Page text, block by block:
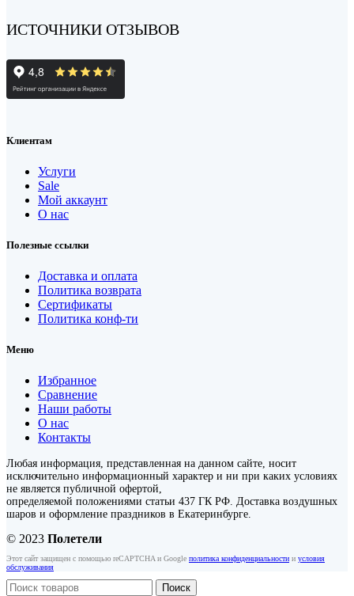
ИСТОЧНИКИ ОТЗЫВОВ
Клиентам
Услуги
Sale
Мой аккаунт
О нас
Полезные ссылки
Доставка и оплата
Политика возврата
Сертификаты
Политика конф-ти
Меню
Избранное
Сравнение
Наши работы
О нас
Контакты
Любая информация, представленная на данном сайте, носит
исключительно информационный характер и ни при каких условиях
не является публичной офертой,
определяемой положениями статьи 437 ГК РФ. Доставка воздушных
шаров и оформление праздников в Екатеринбурге.
© 2023 Полетели
Этот сайт защищен с помощью reCAPTCHA и Google политика конфиденциальности и условия
обслуживания
Поиск